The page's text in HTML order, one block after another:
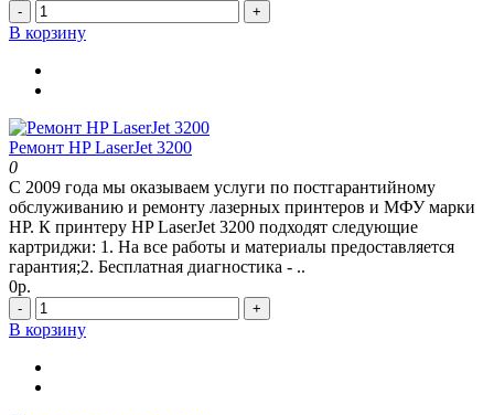
- +
В корзину
Ремонт HP LaserJet 3200
0
С 2009 года мы оказываем услуги по постгарантийному
обслуживанию и ремонту лазерных принтеров и МФУ марки
HP. К принтеру HP LaserJet 3200 подходят следующие
картриджи: 1. На все работы и материалы предоставляется
гарантия;2. Бесплатная диагностика - ..
0р.
- +
В корзину